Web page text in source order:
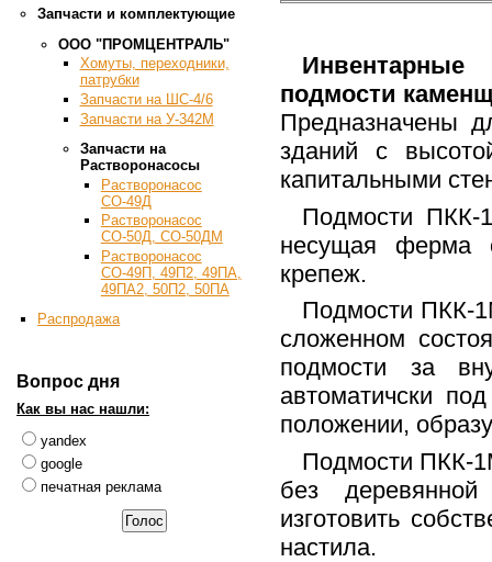
Запчасти и комплектующие
ООО "ПРОМЦЕНТРАЛЬ"
Хомуты, переходники,
патрубки
Запчасти на ШС-4/6
Запчасти на У-342М
Запчасти на
Растворонасосы
Растворонасос
СО-49Д
Растворонасос
СО-50Д, СО-50ДМ
Растворонасос
СО-49П, 49П2, 49ПА,
49ПА2, 50П2, 50ПА
Распродажа
Вопрос дня
Как вы нас нашли:
yandex
google
печатная реклама
подмости
Предназначены
зданий с
капитальными
Подмости ПКК-
несущая ферма
крепеж.
Подмости ПКК-
сложенном
подмости за
автоматичски
положении,
Подмости ПКК-
без
изготовить
настила.